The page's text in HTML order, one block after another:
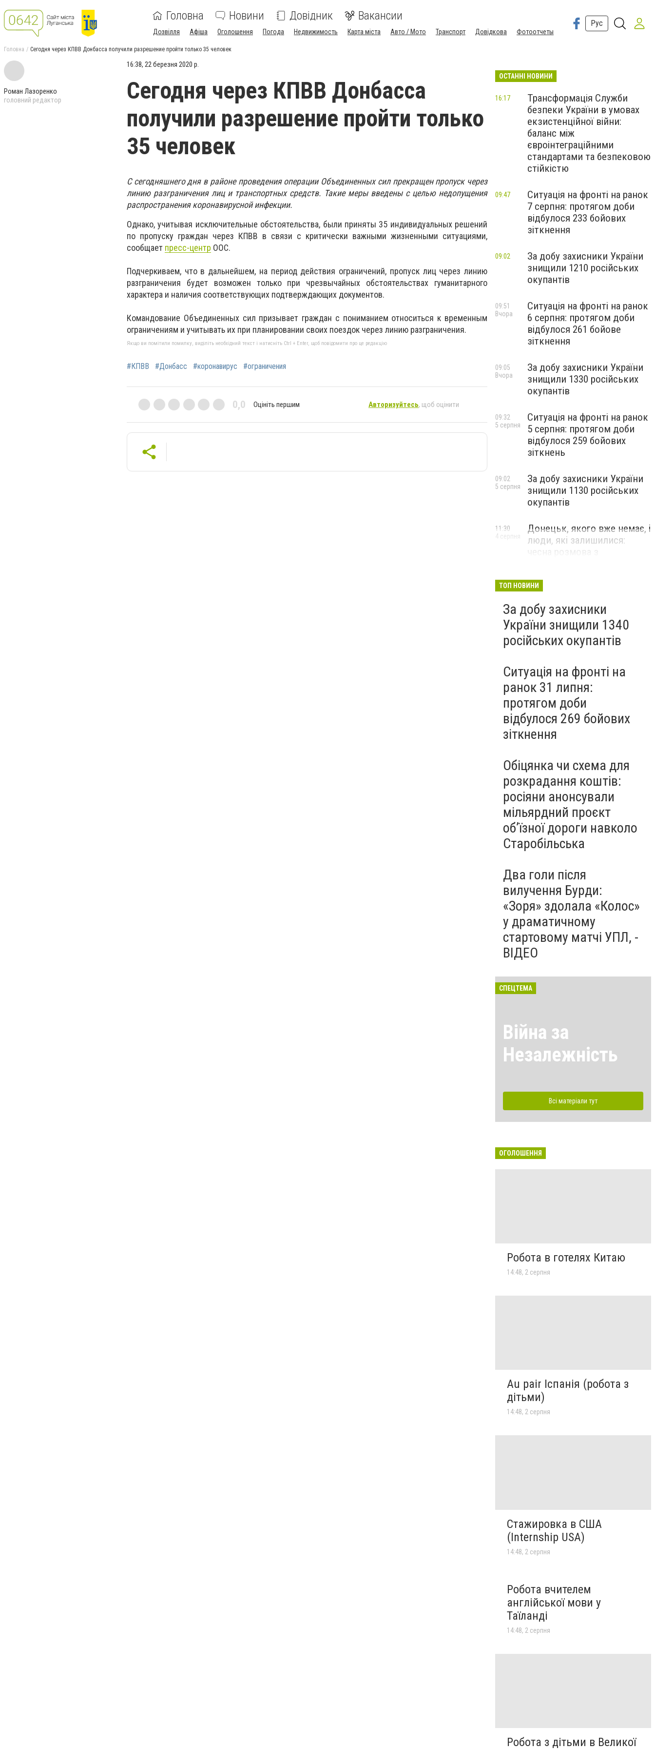
Головна Новини Довідник Вакансии
Дозвілля Афіша Оголошення Погода Недвижимость Карта міста Авто / Мото Транспорт Довідкова Фотоотчеты
Рус
Головна Сегодня через КПВВ Донбасса получили разрешение пройти только 35 человек
Роман Лазоренко
головний редактор
16:38, 22 березня 2020 р.
Сегодня через КПВВ Донбасса
получили разрешение пройти только
35 человек
С сегодняшнего дня в районе проведения операции Объединенных сил прекращен пропуск через
линию разграничения лиц и транспортных средств. Такие меры введены с целью недопущения
распространения коронавирусной инфекции.
Однако, учитывая исключительные обстоятельства, были приняты 35 индивидуальных решений
по пропуску граждан через КПВВ в связи с критически важными жизненными ситуациями,
сообщает пресс-центр ООС.
Подчеркиваем, что в дальнейшем, на период действия ограничений, пропуск лиц через линию
разграничения будет возможен только при чрезвычайных обстоятельствах гуманитарного
характера и наличия соответствующих подтверждающих документов.
Командование Объединенных сил призывает граждан с пониманием относиться к временным
ограничениям и учитывать их при планировании своих поездок через линию разграничения.
Якщо ви помітили помилку, виділіть необхідний текст і натисніть Ctrl + Enter, щоб повідомити про це редакцію
#КПВВ #Донбасс #коронавирус #ограничения
0,0 Оцініть першим Авторизуйтесь, щоб оцінити
ОСТАННІ НОВИНИ
Трансформація Служби
безпеки України в умовах
екзистенційної війни:
баланс між
євроінтеграційними
стандартами та безпековою
стійкістю
16:17
Ситуація на фронті на ранок
7 серпня: протягом доби
відбулося 233 бойових
зіткнення
09:47
За добу захисники України
знищили 1210 російських
окупантів
09:02
Ситуація на фронті на ранок
6 серпня: протягом доби
відбулося 261 бойове
зіткнення
09:51
Вчора
За добу захисники України
знищили 1330 російських
окупантів
09:05
Вчора
Ситуація на фронті на ранок
5 серпня: протягом доби
відбулося 259 бойових
зіткнень
09:32
5 серпня
За добу захисники України
знищили 1130 російських
окупантів
09:02
5 серпня
Донецьк, якого вже немає, і
люди, які залишилися:
11:30
4 серпня
ТОП НОВИНИ
За добу захисники
України знищили 1340
російських окупантів
Ситуація на фронті на
ранок 31 липня:
протягом доби
відбулося 269 бойових
зіткнення
Обіцянка чи схема для
розкрадання коштів:
росіяни анонсували
мільярдний проєкт
об’їзної дороги навколо
Старобільська
Два голи після
вилучення Бурди:
«Зоря» здолала «Колос»
у драматичному
стартовому матчі УПЛ, -
ВІДЕО
СПЕЦТЕМА
Війна за
Незалежність
Всі матеріали тут
ОГОЛОШЕННЯ
Робота в готелях Китаю
14:48, 2 серпня
Au pair Іспанія (робота з
дітьми)
14:48, 2 серпня
Стажировка в США
(Internship USA)
14:48, 2 серпня
Робота вчителем
англійської мови у
Таїланді
14:48, 2 серпня
Робота з дітьми в Великої